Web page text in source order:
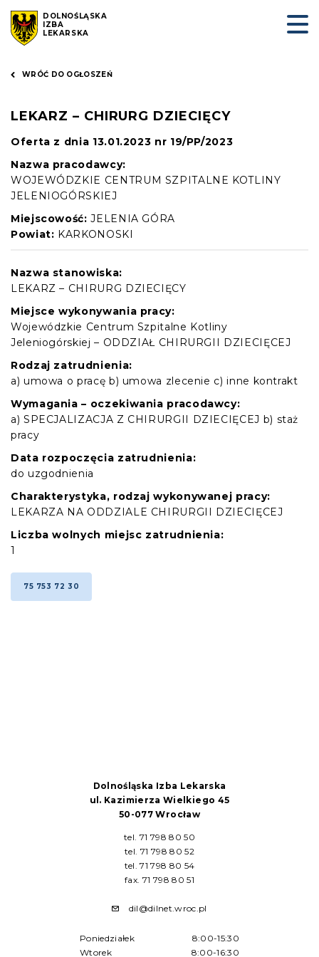
DOLNOŚLĄSKA
IZBA
LEKARSKA
WRÓĆ DO OGŁOSZEŃ
LEKARZ – CHIRURG DZIECIĘCY
Oferta z dnia 13.01.2023 nr 19/PP/2023
Nazwa pracodawcy:
WOJEWÓDZKIE CENTRUM SZPITALNE KOTLINY
JELENIOGÓRSKIEJ
Miejscowość: JELENIA GÓRA
Powiat: KARKONOSKI
Nazwa stanowiska:
LEKARZ – CHIRURG DZIECIĘCY
Miejsce wykonywania pracy:
Wojewódzkie Centrum Szpitalne Kotliny
Jeleniogórskiej – ODDZIAŁ CHIRURGII DZIECIĘCEJ
Rodzaj zatrudnienia:
a) umowa o pracę b) umowa zlecenie c) inne kontrakt
Wymagania – oczekiwania pracodawcy:
a) SPECJALIZACJA Z CHIRURGII DZIECIĘCEJ b) staż
pracy
Data rozpoczęcia zatrudnienia:
do uzgodnienia
Charakterystyka, rodzaj wykonywanej pracy:
LEKARZA NA ODDZIALE CHIRURGII DZIECIĘCEJ
Liczba wolnych miejsc zatrudnienia:
1
75 753 72 30
Dolnośląska Izba Lekarska
ul. Kazimierza Wielkiego 45
50-077 Wrocław
tel. 71 798 80 50
tel. 71 798 80 52
tel. 71 798 80 54
fax. 71 798 80 51
dil@dilnet.wroc.pl
Poniedziałek
8:00-15:30
Wtorek
8:00-16:30